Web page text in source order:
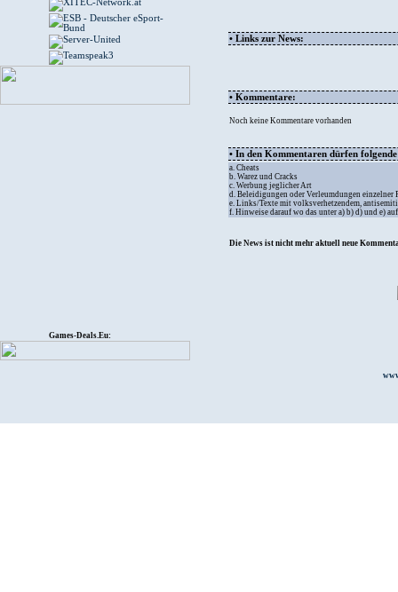
Games-Deals.Eu:
• Links zur News:
• Kommentare:
Noch keine Kommentare vorhanden
• In den Kommentaren dürfen
a. Cheats
b. Warez und Cracks
c. Werbung jeglicher Art
d. Beleidigungen oder Verleumdungen einzelner
e. Links/Texte mit volksverhetzendem,
f. Hinweise darauf wo das unter a) b) d) und e)
Die News ist nicht mehr aktuell neue